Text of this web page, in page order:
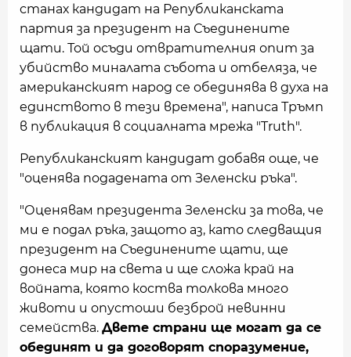
станах кандидат на Републиканската
партия за президент на Съединените
щати. Той осъди отвратителния опит за
убийство миналата събота и отбеляза, че
американският народ се обединява в духа на
единството в тези времена", написа Тръмп
в публикация в социалната мрежа "Truth".
Републиканският кандидат добавя още, че
"оценява подадената от Зеленски ръка".
"Оценявам президента Зеленски за това, че
ми е подал ръка, защото аз, като следващия
президент на Съединените щати, ще
донеса мир на света и ще сложа край на
войната, която коства толкова много
животи и опустоши безброй невинни
семейства. Двете страни ще могат да се
обединят и да договорят споразумение,